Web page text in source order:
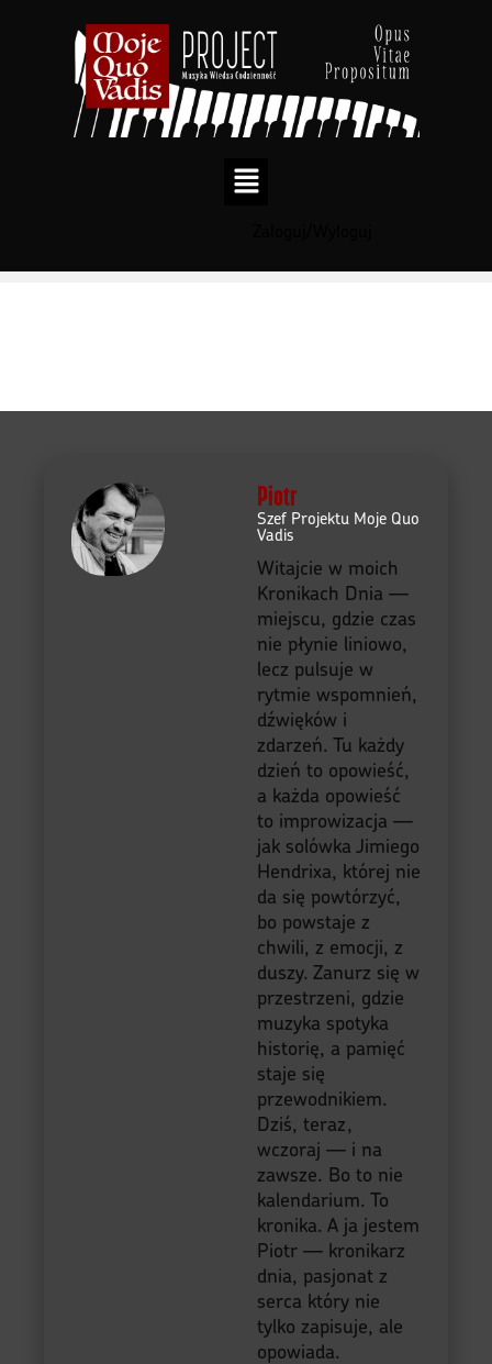
Piotr
Szef Projektu Moje Quo
Vadis
Witajcie w moich
Kronikach Dnia —
miejscu, gdzie czas
nie płynie liniowo,
lecz pulsuje w
rytmie wspomnień,
dźwięków i
zdarzeń. Tu każdy
dzień to opowieść,
a każda opowieść
to improwizacja —
jak solówka Jimiego
Hendrixa, której nie
da się powtórzyć,
bo powstaje z
chwili, z emocji, z
duszy. Zanurz się w
przestrzeni, gdzie
muzyka spotyka
historię, a pamięć
staje się
przewodnikiem.
Dziś, teraz,
wczoraj — i na
zawsze. Bo to nie
kalendarium. To
kronika. A ja jestem
Piotr — kronikarz
dnia, pasjonat z
serca który nie
tylko zapisuje, ale
opowiada.